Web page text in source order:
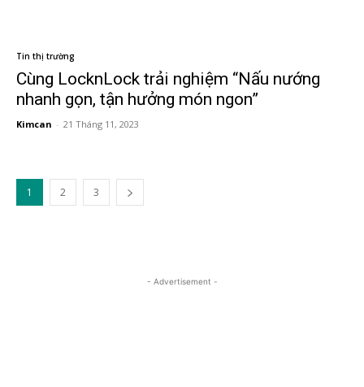
Tin thị trường
Cùng LocknLock trải nghiệm “Nấu nướng
nhanh gọn, tận hưởng món ngon”
Kimcan - 21 Tháng 11, 2023
1 2 3
- Advertisement -